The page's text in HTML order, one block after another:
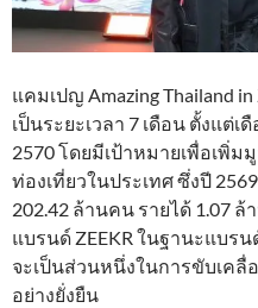
แคมเปญ Amazing Thailand in
เป็นระยะเวลา 7 เดือน ตั้งแต่
2570 โดยมีเป้าหมายเพื่อเพิ่
ท่องเที่ยวในประเทศ ซึ่งปี
202.42 ล้านคน รายได้ 1.07
แบรนด์ ZEEKR ในฐานะแบร
จะเป็นส่วนหนึ่งในการขับเคลื่
อย่างยั่งยืน